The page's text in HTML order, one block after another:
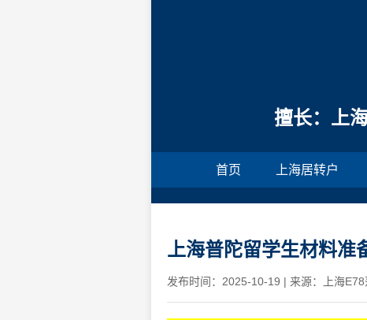
擅长：上
首页 上海居转户
上海普陀留学生材料准
发布时间：2025-10-19 | 来源：上海